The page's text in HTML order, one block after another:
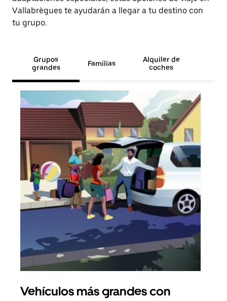
Vallabrègues te ayudarán a llegar a tu destino con
tu grupo.
Grupos
grandes
Familias
Alquiler de
coches
Vehículos más grandes con